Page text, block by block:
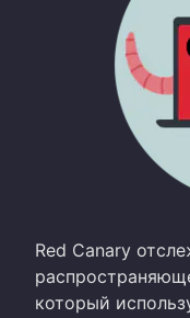
Red Canary
который